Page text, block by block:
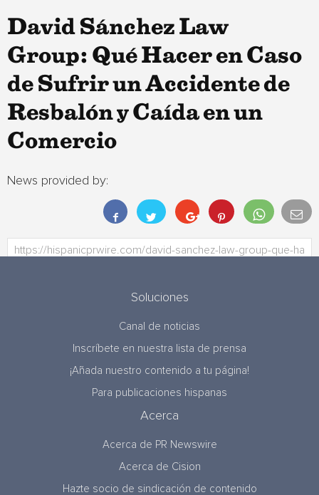
David Sánchez Law
Group: Qué Hacer en Caso
de Sufrir un Accidente de
Resbalón y Caída en un
Comercio
News provided by:
Soluciones
Canal de noticias
Inscríbete en nuestra lista de prensa
¡Añada nuestro contenido a tu página!
Para publicaciones hispanas
Acerca
Acerca de PR Newswire
Acerca de Cision
Hazte socio de sindicación de contenido